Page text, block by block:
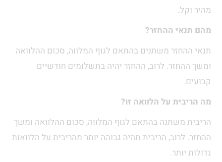
מהיר וקל.
מהם תנאי ההחזר?
תנאי ההחזר משתנים בהתאם לגוף המלווה, סכום ההלוואה
ומשך ההחזר. לרוב, ההחזר יהיה בתשלומים חודשיים
קבועים.
מה הריבית על הלוואה זו?
הריבית משתנה בהתאם לגוף המלווה, סכום ההלוואה ומשך
ההחזר. לרוב, הריבית תהיה גבוהה יותר מהריבית על הלוואות
גדולות יותר.